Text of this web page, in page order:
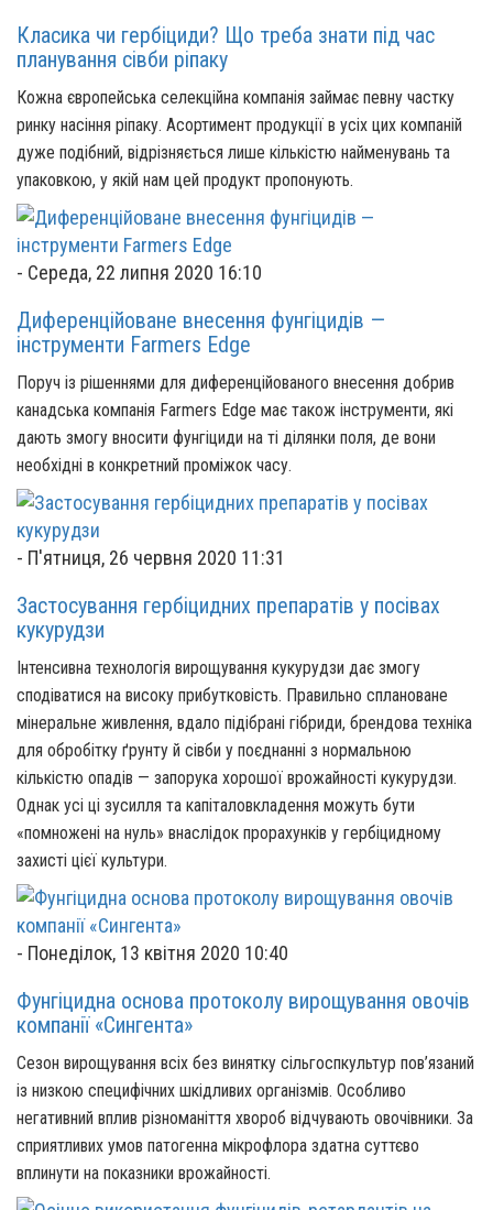
Класика чи гербіциди? Що треба знати під час
планування сівби ріпаку
Кожна європейська селекційна компанія займає певну частку
ринку насіння ріпаку. Асортимент продукції в усіх цих компаній
дуже подібний, відрізняється лише кількістю найменувань та
упаковкою, у якій нам цей продукт пропонують.
- Середа, 22 липня 2020 16:10
Диференційоване внесення фунгіцидів —
інструменти Farmers Edge
Поруч із рішеннями для диференційованого внесення добрив
канадська компанія Farmers Edge має також інструменти, які
дають змогу вносити фунгіциди на ті ділянки поля, де вони
необхідні в конкретний проміжок часу.
- П'ятниця, 26 червня 2020 11:31
Застосування гербіцидних препаратів у посівах
кукурудзи
Інтенсивна технологія вирощування кукурудзи дає змогу
сподіватися на високу прибутковість. Правильно сплановане
мінеральне живлення, вдало підібрані гібриди, брендова техніка
для обробітку ґрунту й сівби у поєднанні з нормальною
кількістю опадів — запорука хорошої врожайності кукурудзи.
Однак усі ці зусилля та капіталовкладення можуть бути
«помножені на нуль» внаслідок прорахунків у гербіцидному
захисті цієї культури.
- Понеділок, 13 квітня 2020 10:40
Фунгіцидна основа протоколу вирощування овочів
компанії «Сингента»
Сезон вирощування всіх без винятку сільгоспкультур пов’язаний
із низкою специфічних шкідливих організмів. Особливо
негативний вплив різноманіття хвороб відчувають овочівники. За
сприятливих умов патогенна мікрофлора здатна суттєво
вплинути на показники врожайності.